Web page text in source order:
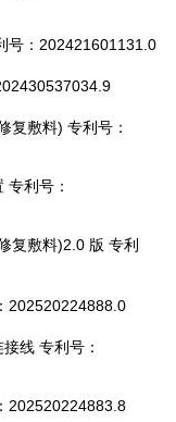
号：202421601131.0
复敷料) 专利号：
利号：
复敷料)2.0 版 专利
202520224888.0
线 专利号：
202520224883.8